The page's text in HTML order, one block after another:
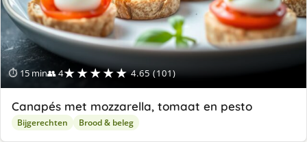
⏱ 15 min👥 4★★★★★ 4.65 (101)
Canapés met mozzarella, tomaat en pesto
Bijgerechten Brood & beleg